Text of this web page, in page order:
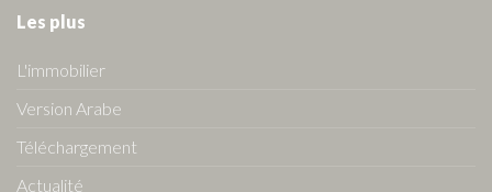
Les plus
L'immobilier
Version Arabe
Téléchargement
Actualité